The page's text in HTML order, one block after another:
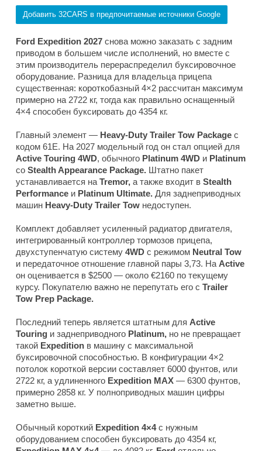
Добавить 32CARS в предпочитаемые источники Google
Ford Expedition 2027 снова можно заказать с задним
приводом в большем числе исполнений, но вместе с
этим производитель перераспределил буксировочное
оборудование. Разница для владельца прицепа
существенная: короткобазный 4×2 рассчитан максимум
примерно на 2722 кг, тогда как правильно оснащенный
4×4 способен буксировать до 4354 кг.
Главный элемент — Heavy-Duty Trailer Tow Package с
кодом 61E. На 2027 модельный год он стал опцией для
Active Touring 4WD, обычного Platinum 4WD и Platinum
со Stealth Appearance Package. Штатно пакет
устанавливается наTremor, а также входит в Stealth
Performance и Platinum Ultimate. Для заднеприводных
машин Heavy-Duty Trailer Tow недоступен.
Комплект добавляет усиленный радиатор двигателя,
интегрированный контроллер тормозов прицепа,
двухступенчатую систему 4WD с режимом Neutral Tow
и передаточное отношение главной пары 3,73. НаActive
он оценивается в $2500 — около €2160 по текущему
курсу. Покупателю важно не перепутать его с Trailer
Tow Prep Package.
Последний теперь является штатным для Active
Touring и заднеприводного Platinum, но не превращает
такой Expedition в машину с максимальной
буксировочной способностью. В конфигурации 4×2
потолок короткой версии составляет 6000 фунтов, или
2722 кг, а удлиненного Expedition MAX — 6300 фунтов,
примерно 2858 кг. У полноприводных машин цифры
заметно выше.
Обычный короткий Expedition 4×4с нужным
оборудованием способен буксировать до 4354 кг,